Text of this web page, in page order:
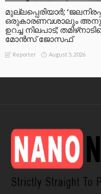
മുല്ലപ്പെരിയാര്‍;
ഒരുകാരണവശാലും
ഉറച്ച നിലപാട്;
മോന്‍സ് ജോസഫ്
Reporter August 5, 2026